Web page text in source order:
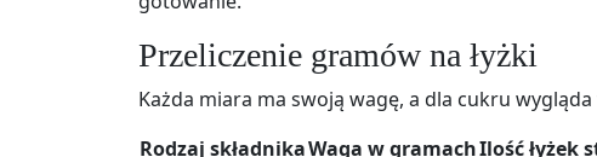
Przeliczenie gramów na łyżki
Każda miara ma swoją wagę, a dla cukru
Rodzaj składnikaWaga w gramachIlość łyżek